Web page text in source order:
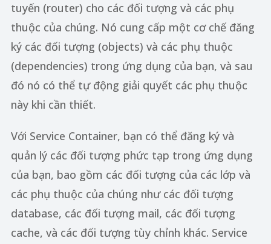
tuyến (router) cho các đối tượng và các phụ
thuộc của chúng. Nó cung cấp một cơ chế đăng
ký các đối tượng (objects) và các phụ thuộc
(dependencies) trong ứng dụng của bạn, và sau
đó nó có thể tự động giải quyết các phụ thuộc
này khi cần thiết.
Với Service Container, bạn có thể đăng ký và
quản lý các đối tượng phức tạp trong ứng dụng
của bạn, bao gồm các đối tượng của các lớp và
các phụ thuộc của chúng như các đối tượng
database, các đối tượng mail, các đối tượng
cache, và các đối tượng tùy chỉnh khác. Service